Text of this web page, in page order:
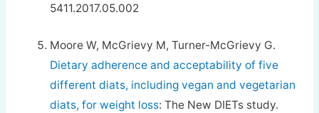
5411.2017.05.002
Moore W, McGrievy M, Turner-McGrievy G.
Dietary adherence and acceptability of five
different diats, including vegan and vegetarian
diats, for weight loss: The New DIETs study.